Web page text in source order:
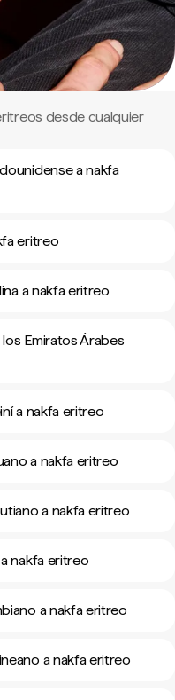
desde cualquier
a nakfa
eritreo
a nakfa eritreo
Emiratos Árabes
a nakfa eritreo
a nakfa eritreo
a nakfa eritreo
nakfa eritreo
a nakfa eritreo
a nakfa eritreo